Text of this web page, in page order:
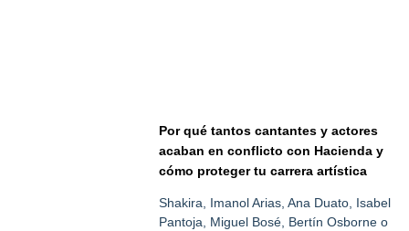
Por qué tantos cantantes y actores
acaban en conflicto con Hacienda y
cómo proteger tu carrera artística
Shakira, Imanol Arias, Ana Duato, Isabel
Pantoja, Miguel Bosé, Bertín Osborne o